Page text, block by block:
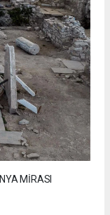
MİRASI